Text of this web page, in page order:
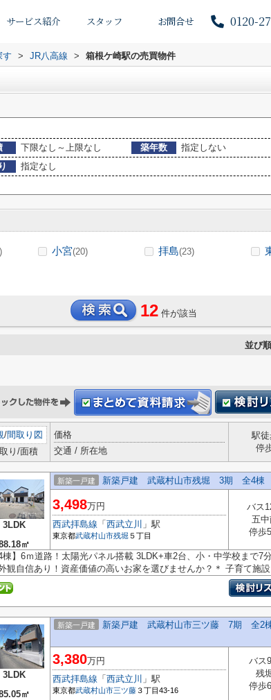
サービス紹介 スタッフ お問合せ 0120-
す > JR八高線 > 箱根ケ崎駅の売買物件
下限なし～上限なし 築年数
指定しない
指定なし
小宮(20) 拝島(23)
12 件が該当
並び順
/間取り図
り/面積
価格
交通 / 所在地
駅徒
停
3LDK
㎡
新築一戸建 新築戸建 武蔵村山市残堀 3期 全4棟
3,498万円
西武拝島線 「 西武立川 」駅
東京都武蔵村山市残堀 ５丁目
バス
五中
停歩
4棟】6ｍ道路！太陽光パネル搭載 3LDK+車2台、小・中学校まで
観自信あり！資産価値の高いお家を選びませんか？＊ 子育て施設
3LDK
㎡
新築一戸建 新築戸建 武蔵村山市三ツ藤 7期 全2
3,380万円
西武拝島線 「 西武立川 」駅
東京都武蔵村山市三ツ藤３丁目43-16
バス
残
停歩